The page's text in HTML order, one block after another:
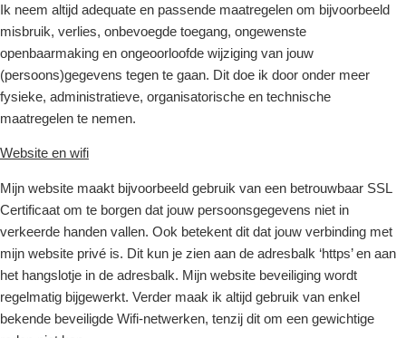
Ik neem altijd adequate en passende maatregelen om bijvoorbeeld
misbruik, verlies, onbevoegde toegang, ongewenste
openbaarmaking en ongeoorloofde wijziging van jouw
(persoons)gegevens tegen te gaan. Dit doe ik door onder meer
fysieke, administratieve, organisatorische en technische
maatregelen te nemen.
Website en wifi
Mijn website maakt bijvoorbeeld gebruik van een betrouwbaar SSL
Certificaat om te borgen dat jouw persoonsgegevens niet in
verkeerde handen vallen. Ook betekent dit dat jouw verbinding met
mijn website privé is. Dit kun je zien aan de adresbalk ‘https’ en aan
het hangslotje in de adresbalk. Mijn website beveiliging wordt
regelmatig bijgewerkt. Verder maak ik altijd gebruik van enkel
bekende beveiligde Wifi-netwerken, tenzij dit om een gewichtige